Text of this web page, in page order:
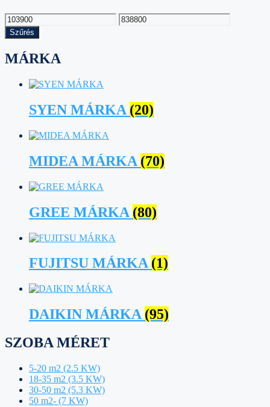
Min
ár
Max
ár
Szűrés
MÁRKA
SYEN MÁRKA (20)
MIDEA MÁRKA (70)
GREE MÁRKA (80)
FUJITSU MÁRKA(1)
DAIKIN MÁRKA(95)
SZOBA MÉRET
5-20 m2 (2.5 KW)
18-35 m2 (3.5 KW)
30-50 m2 (5.3 KW)
50 m2- (7 KW)